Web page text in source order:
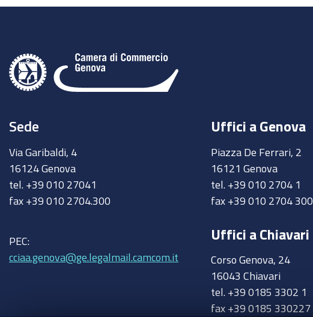
Sede
Via Garibaldi, 4
16124 Genova
tel. +39 010 27041
fax +39 010 2704.300
PEC:
cciaa.genova@ge.legalmail.camcom.it
Uffici a Genova
Piazza De Ferrari, 2
16121 Genova
tel. +39 010 2704 1
fax +39 010 2704 300
Uffici a Chiavari
Corso Genova, 24
16043 Chiavari
tel. +39 0185 3302 1
fax +39 0185 330227